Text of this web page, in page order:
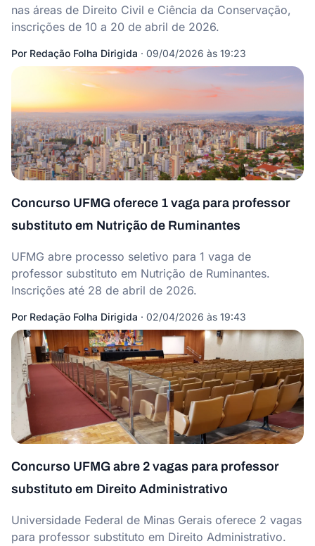
nas áreas de Direito Civil e Ciência da Conservação,
inscrições de 10 a 20 de abril de 2026.
Por Redação Folha Dirigida · 09/04/2026 às 19:23
Concurso UFMG oferece 1 vaga para professor
substituto em Nutrição de Ruminantes
UFMG abre processo seletivo para 1 vaga de
professor substituto em Nutrição de Ruminantes.
Inscrições até 28 de abril de 2026.
Por Redação Folha Dirigida · 02/04/2026 às 19:43
Concurso UFMG abre 2 vagas para professor
substituto em Direito Administrativo
Universidade Federal de Minas Gerais oferece 2 vagas
para professor substituto em Direito Administrativo.